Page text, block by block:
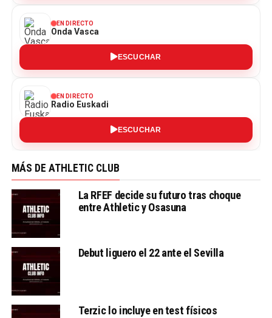
EN DIRECTO
Onda Vasca
ESCUCHAR
EN DIRECTO
Radio Euskadi
ESCUCHAR
MÁS DE ATHLETIC CLUB
La RFEF decide su futuro tras choque
entre Athletic y Osasuna
Debut liguero el 22 ante el Sevilla
Terzic lo incluye en test físicos